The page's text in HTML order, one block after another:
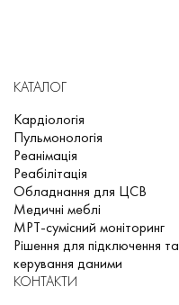
КАТАЛОГ
Кардіологія
Пульмонологія
Реанімація
Реабілітація
Обладнання для ЦСВ
Медичні меблі
МРТ-сумісний моніторинг
Рішення для підключення та
керування даними
КОНТАКТИ